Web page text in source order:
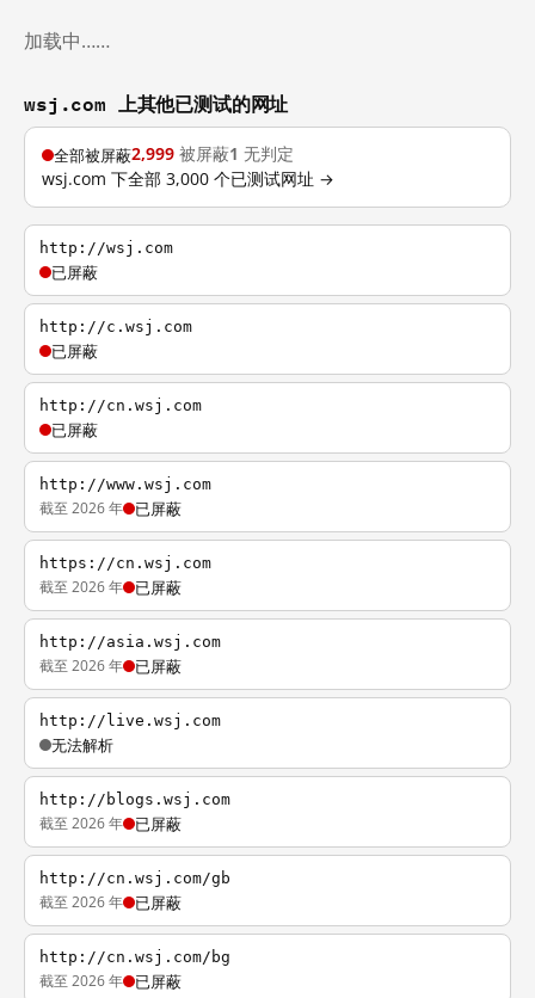
加载中……
wsj.com 上其他已测试的网址
全部被屏蔽2,999 被屏蔽1 无判定
wsj.com 下全部 3,000 个已测试网址 →
http://wsj.com
已屏蔽
http://c.wsj.com
已屏蔽
http://cn.wsj.com
已屏蔽
http://www.wsj.com
截至 2026 年 已屏蔽
https://cn.wsj.com
截至 2026 年 已屏蔽
http://asia.wsj.com
截至 2026 年 已屏蔽
http://live.wsj.com
无法解析
http://blogs.wsj.com
截至 2026 年 已屏蔽
http://cn.wsj.com/gb
截至 2026 年 已屏蔽
http://cn.wsj.com/bg
截至 2026 年 已屏蔽